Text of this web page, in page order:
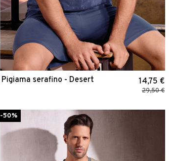
Pigiama serafino - Desert 14,75 €
29,50 €
-50%